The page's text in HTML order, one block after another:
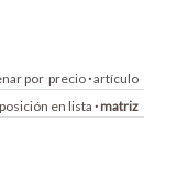
por precio·artículo
en lista ·matriz